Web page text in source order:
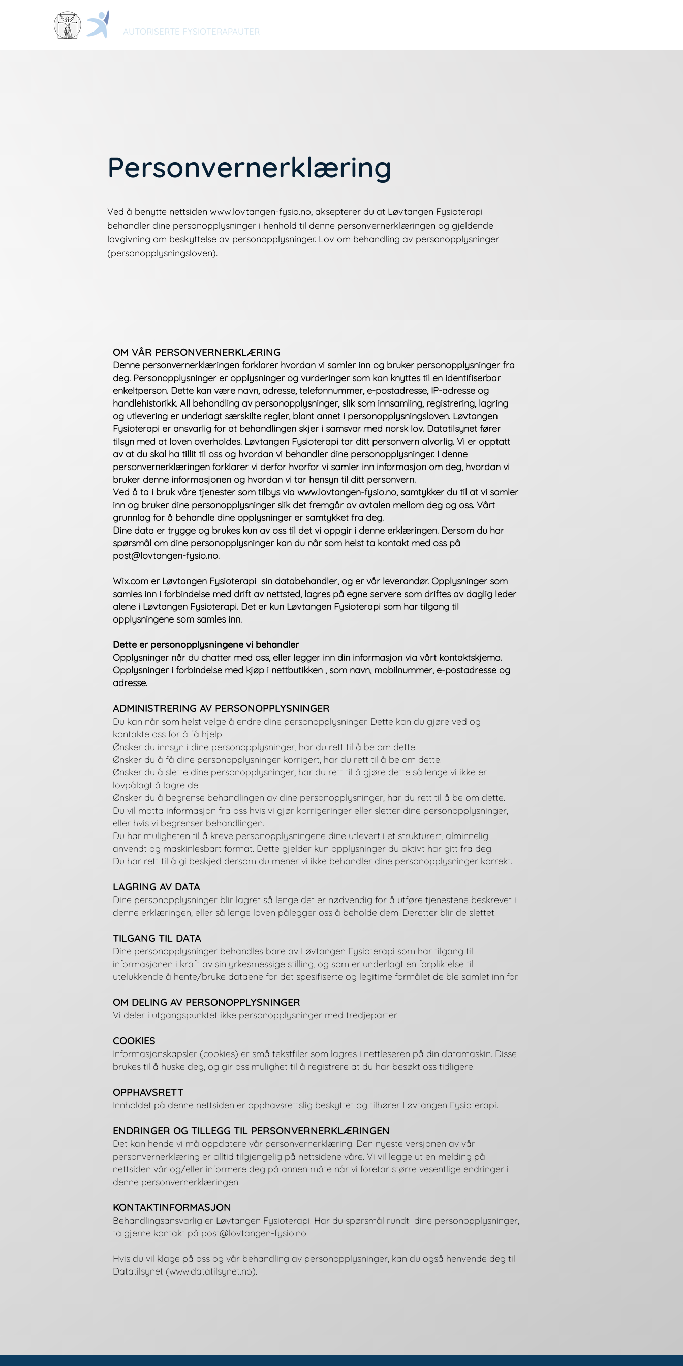
AUTORISERTE FYSIOTERAPAUTER
Personvernerklæring
Ved å benytte nettsiden www.lovtangen-fysio.no, aksepterer du at Løvtangen Fysioterapi
behandler dine personopplysninger i henhold til denne personvernerklæringen og gjeldende
lovgivning om beskyttelse av personopplysninger. Lov om behandling av personopplysninger
(personopplysningsloven).
OM VÅR PERSONVERNERKLÆRING
Denne personvernerklæringen forklarer hvordan vi samler inn og bruker personopplysninger fra
deg. Personopplysninger er opplysninger og vurderinger som kan knyttes til en identifiserbar
enkeltperson. Dette kan være navn, adresse, telefonnummer, e-postadresse, IP-adresse og
handlehistorikk. All behandling av personopplysninger, slik som innsamling, registrering, lagring
og utlevering er underlagt særskilte regler, blant annet i personopplysningsloven. Løvtangen
Fysioterapi er ansvarlig for at behandlingen skjer i samsvar med norsk lov. Datatilsynet fører
tilsyn med at loven overholdes. Løvtangen Fysioterapi tar ditt personvern alvorlig. Vi er opptatt
av at du skal ha tillit til oss og hvordan vi behandler dine personopplysninger. I denne
personvernerklæringen forklarer vi derfor hvorfor vi samler inn informasjon om deg, hvordan vi
bruker denne informasjonen og hvordan vi tar hensyn til ditt personvern.
Ved å ta i bruk våre tjenester som tilbys via www.lovtangen-fysio.no, samtykker du til at vi samler
inn og bruker dine personopplysninger slik det fremgår av avtalen mellom deg og oss. Vårt
grunnlag for å behandle dine opplysninger er samtykket fra deg.
Dine data er trygge og brukes kun av oss til det vi oppgir i denne erklæringen. Dersom du har
spørsmål om dine personopplysninger kan du når som helst ta kontakt med oss på
post@lovtangen-fysio.no.
Wix.com er Løvtangen Fysioterapi sin databehandler, og er vår leverandør. Opplysninger som
samles inn i forbindelse med drift av nettsted, lagres på egne servere som driftes av daglig leder
alene i Løvtangen Fysioterapi. Det er kun Løvtangen Fysioterapi som har tilgang til
opplysningene som samles inn.
Dette er personopplysningene vi behandler​
Opplysninger når du chatter med oss, eller legger inn din informasjon via vårt kontaktskjema.
Opplysninger i forbindelse med kjøp i nettbutikken , som navn, mobilnummer, e-postadresse og
adresse.
ADMINISTRERING AV PERSONOPPLYSNINGER
Du kan når som helst velge å endre dine personopplysninger. Dette kan du gjøre ved og
kontakte oss for å få hjelp.
Ønsker du innsyn i dine personopplysninger, har du rett til å be om dette.
Ønsker du å få dine personopplysninger korrigert, har du rett til å be om dette.
Ønsker du å slette dine personopplysninger, har du rett til å gjøre dette så lenge vi ikke er
lovpålagt å lagre de.
Ønsker du å begrense behandlingen av dine personopplysninger, har du rett til å be om dette.
Du vil motta informasjon fra oss hvis vi gjør korrigeringer eller sletter dine personopplysninger,
eller hvis vi begrenser behandlingen.
Du har muligheten til å kreve personopplysningene dine utlevert i et strukturert, alminnelig
anvendt og maskinlesbart format. Dette gjelder kun opplysninger du aktivt har gitt fra deg.
Du har rett til å gi beskjed dersom du mener vi ikke behandler dine personopplysninger korrekt.
LAGRING AV DATA
Dine personopplysninger blir lagret så lenge det er nødvendig for å utføre tjenestene beskrevet i
denne erklæringen, eller så lenge loven pålegger oss å beholde dem. Deretter blir de slettet.
TILGANG TIL DATA
Dine personopplysninger behandles bare av Løvtangen Fysioterapi som har tilgang til
informasjonen i kraft av sin yrkesmessige stilling, og som er underlagt en forpliktelse til
utelukkende å hente/bruke dataene for det spesifiserte og legitime formålet de ble samlet inn for.
OM DELING AV PERSONOPPLYSNINGER
Vi deler i utgangspunktet ikke personopplysninger med tredjeparter.
COOKIES
Informasjonskapsler (cookies) er små tekstfiler som lagres i nettleseren på din datamaskin. Disse
brukes til å huske deg, og gir oss mulighet til å registrere at du har besøkt oss tidligere.
OPPHAVSRETT
Innholdet på denne nettsiden er opphavsrettslig beskyttet og tilhører Løvtangen Fysioterapi.
ENDRINGER OG TILLEGG TIL PERSONVERNERKLÆRINGEN
Det kan hende vi må oppdatere vår personvernerklæring. Den nyeste versjonen av vår
personvernerklæring er alltid tilgjengelig på nettsidene våre. Vi vil legge ut en melding på
nettsiden vår og/eller informere deg på annen måte når vi foretar større vesentlige endringer i
denne personvernerklæringen.
KONTAKTINFORMASJON
Behandlingsansvarlig er Løvtangen Fysioterapi. Har du spørsmål rundt dine personopplysninger,
ta gjerne kontakt på post@lovtangen-fysio.no.
Hvis du vil klage på oss og vår behandling av personopplysninger, kan du også henvende deg til
Datatilsynet (www.datatilsynet.no).